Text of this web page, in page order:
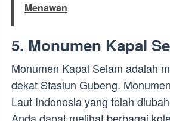
Menawan
5. Monumen Kapal
Monumen Kapal Selam adalah
dekat Stasiun Gubeng.
Laut Indonesia yang telah